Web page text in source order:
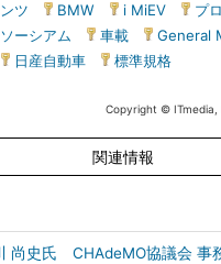
ツ BMW i MiEV プ
ーシアム
車載 General
日産自動車 標準規格
Copyright © ITmedia,
関連情報
尚史氏 CHAdeMO協議会 事